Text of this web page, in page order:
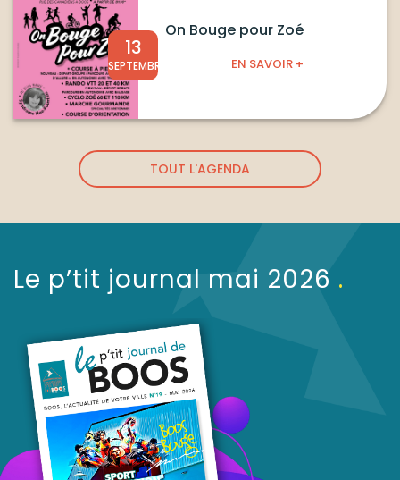
13
SEPTEMBRE
On Bouge pour Zoé
EN SAVOIR +
TOUT L'AGENDA
Le p’tit journal mai 2026 .